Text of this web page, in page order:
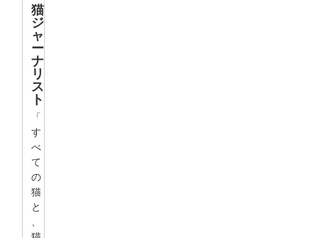
猫
ジ
ャ
ー
ナ
リ
ス
ト
「
す
べ
て
の
猫
と
、